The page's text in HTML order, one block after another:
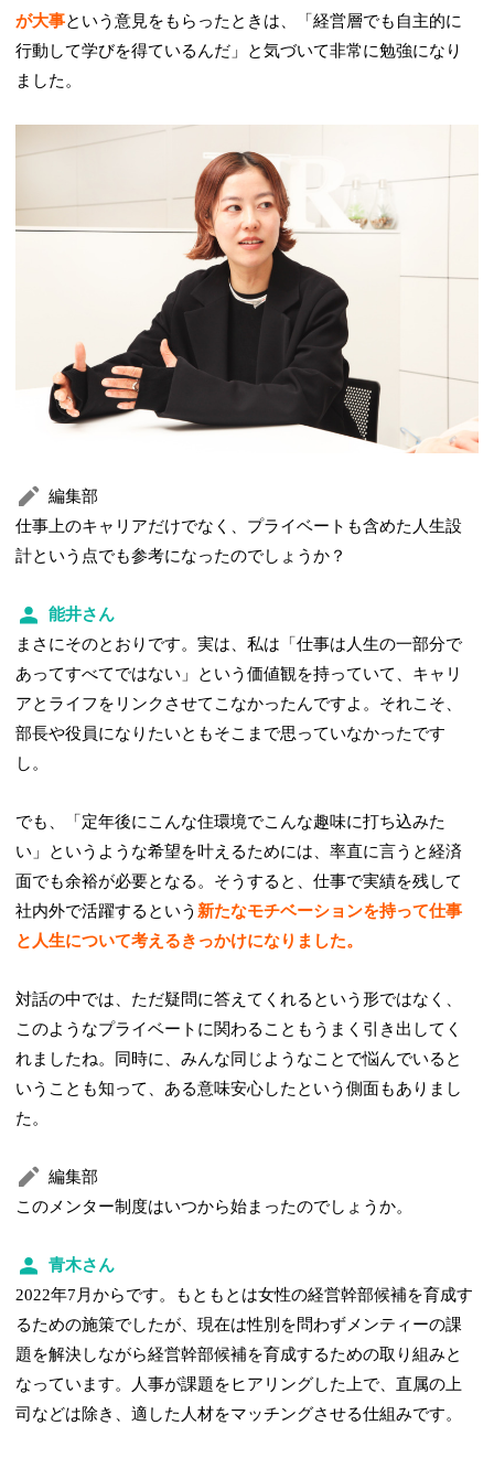
が大事という意見をもらったときは、「経営層でも自主的に
行動して学びを得ているんだ」と気づいて非常に勉強になり
ました。
編集部
仕事上のキャリアだけでなく、プライベートも含めた人生設
計という点でも参考になったのでしょうか？
能井さん
まさにそのとおりです。実は、私は「仕事は人生の一部分で
あってすべてではない」という価値観を持っていて、キャリ
アとライフをリンクさせてこなかったんですよ。それこそ、
部長や役員になりたいともそこまで思っていなかったです
し。
でも、「定年後にこんな住環境でこんな趣味に打ち込みた
い」というような希望を叶えるためには、率直に言うと経済
面でも余裕が必要となる。そうすると、仕事で実績を残して
社内外で活躍するという 新たなモチベーションを持って仕事
と人生について考えるきっかけになりました。
対話の中では、ただ疑問に答えてくれるという形ではなく、
このようなプライベートに関わることもうまく引き出してく
れましたね。同時に、みんな同じようなことで悩んでいると
いうことも知って、ある意味安心したという側面もありまし
た。
編集部
このメンター制度はいつから始まったのでしょうか。
青木さん
2022年7月からです。もともとは女性の経営幹部候補を育成す
るための施策でしたが、現在は性別を問わずメンティーの課
題を解決しながら経営幹部候補を育成するための取り組みと
なっています。人事が課題をヒアリングした上で、直属の上
司などは除き、適した人材をマッチングさせる仕組みです。